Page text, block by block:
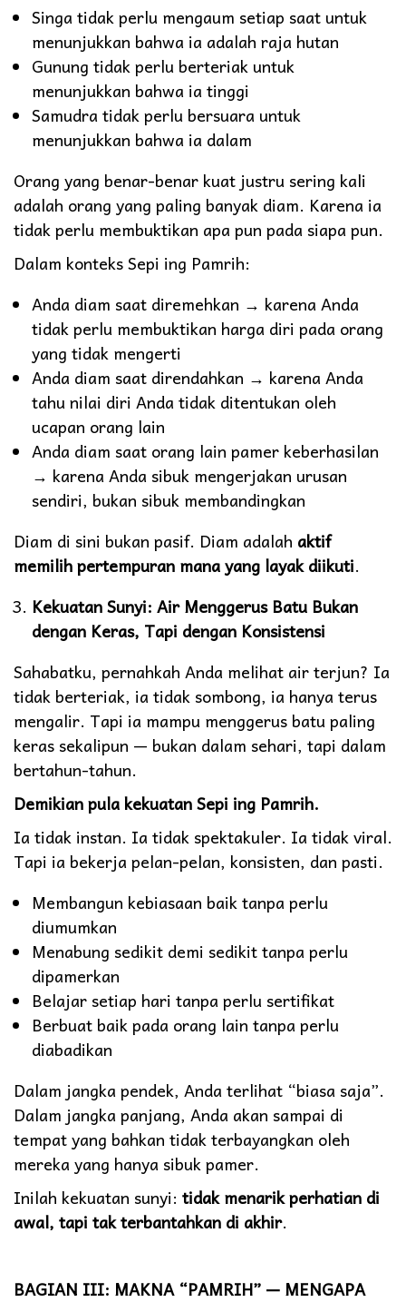
Singa tidak perlu mengaum setiap saat untuk
menunjukkan bahwa ia adalah raja hutan
Gunung tidak perlu berteriak untuk
menunjukkan bahwa ia tinggi
Samudra tidak perlu bersuara untuk
menunjukkan bahwa ia dalam
Orang yang benar-benar kuat justru sering kali
adalah orang yang paling banyak diam. Karena ia
tidak perlu membuktikan apa pun pada siapa pun.
Dalam konteks Sepi ing Pamrih:
Anda diam saat diremehkan → karena Anda
tidak perlu membuktikan harga diri pada orang
yang tidak mengerti
Anda diam saat direndahkan → karena Anda
tahu nilai diri Anda tidak ditentukan oleh
ucapan orang lain
Anda diam saat orang lain pamer keberhasilan
→ karena Anda sibuk mengerjakan urusan
sendiri, bukan sibuk membandingkan
Diam di sini bukan pasif. Diam adalah aktif
memilih pertempuran mana yang layak diikuti.
Kekuatan Sunyi: Air Menggerus Batu Bukan
dengan Keras, Tapi dengan Konsistensi
Sahabatku, pernahkah Anda melihat air terjun? Ia
tidak berteriak, ia tidak sombong, ia hanya terus
mengalir. Tapi ia mampu menggerus batu paling
keras sekalipun — bukan dalam sehari, tapi dalam
bertahun-tahun.
Demikian pula kekuatan Sepi ing Pamrih.
Ia tidak instan. Ia tidak spektakuler. Ia tidak viral.
Tapi ia bekerja pelan-pelan, konsisten, dan pasti.
Membangun kebiasaan baik tanpa perlu
diumumkan
Menabung sedikit demi sedikit tanpa perlu
dipamerkan
Belajar setiap hari tanpa perlu sertifikat
Berbuat baik pada orang lain tanpa perlu
diabadikan
Dalam jangka pendek, Anda terlihat “biasa saja”.
Dalam jangka panjang, Anda akan sampai di
tempat yang bahkan tidak terbayangkan oleh
mereka yang hanya sibuk pamer.
Inilah kekuatan sunyi: tidak menarik perhatian di
awal, tapi tak terbantahkan di akhir.
BAGIAN III: MAKNA “PAMRIH” — MENGAPA